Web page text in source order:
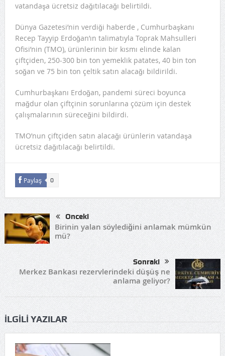
vatandaşa ücretsiz dağıtılacağı belirtildi.
Dünya Gazetesi’nin verdiği haberde , Cumhurbaşkanı
Recep Tayyip Erdoğan’ın talimatıyla Toprak Mahsulleri
Ofisi’nin (TMO), ürünlerinin bir kısmı elinde kalan
çiftçiden, 250-300 bin ton yemeklik patates, 40 bin ton
soğan ve 75 bin ton çeltik satın alacağı bildirildi.
Cumhurbaşkanı Erdoğan, pandemi süreci boyunca
mağdur olan çiftçinin sorunlarına çözüm için destek
çalışmalarının süreceğini bildirdi.
TMO’nun çiftçiden satın alacağı ürünlerin vatandaşa
ücretsiz dağıtılacağı belirtildi.
Paylaş 0
Önceki
Birinin yalan söylediğini anlamak mümkün
mü?
Sonraki
Merkez Bankası rezervlerindeki düşüş ne
anlama geliyor?
İLGILI YAZILAR